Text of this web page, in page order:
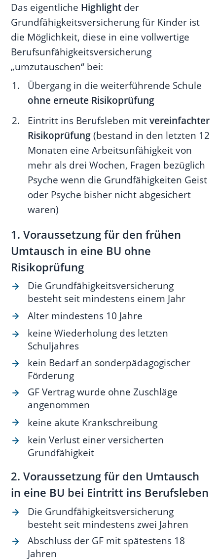
Das eigentliche Highlight der
Grundfähigkeitsversicherung für Kinder ist
die Möglichkeit, diese in eine vollwertige
Berufsunfähigkeitsversicherung
„umzutauschen“ bei:
Übergang in die weiterführende Schule
ohne erneute Risikoprüfung
Eintritt ins Berufsleben mitvereinfachter
Risikoprüfung(bestand in den letzten 12
Monaten eine Arbeitsunfähigkeit von
mehr als drei Wochen, Fragen bezüglich
Psyche wenn die Grundfähigkeiten Geist
oder Psyche bisher nicht abgesichert
waren)
1. Voraussetzung für den frühen
Umtausch in eine BU ohne
Risikoprüfung
Die Grundfähigkeitsversicherung
besteht seit mindestens einem Jahr
Alter mindestens 10 Jahre
keine Wiederholung des letzten
Schuljahres
kein Bedarf an sonderpädagogischer
Förderung
GF Vertrag wurde ohne Zuschläge
angenommen
keine akute Krankschreibung
kein Verlust einer versicherten
Grundfähigkeit
2. Voraussetzung für den Umtausch
in eine BU bei Eintritt ins Berufsleben
Die Grundfähigkeitsversicherung
besteht seit mindestens zwei Jahren
Abschluss der GF mit spätestens 18
Jahren